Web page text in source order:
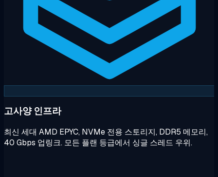
고사양 인프라
최신 세대 AMD EPYC, NVMe 전용 스토리지, DDR5 메모리,
40 Gbps 업링크. 모든 플랜 등급에서 싱글 스레드 우위.